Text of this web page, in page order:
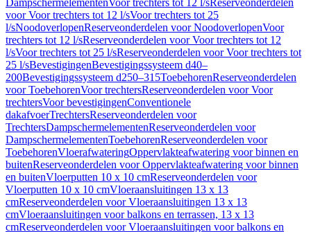
DampschermelementenVoor trechters tot 12 l/sReserveonderdelen
voor Voor trechters tot 12 l/sVoor trechters tot 25
l/sNoodoverlopenReserveonderdelen voor NoodoverlopenVoor
trechters tot 12 l/sReserveonderdelen voor Voor trechters tot 12
l/sVoor trechters tot 25 l/sReserveonderdelen voor Voor trechters tot
25 l/sBevestigingenBevestigingssysteem d40–
200Bevestigingssysteem d250–315ToebehorenReserveonderdelen
voor ToebehorenVoor trechtersReserveonderdelen voor Voor
trechtersVoor bevestigingenConventionele
dakafvoerTrechtersReserveonderdelen voor
TrechtersDampschermelementenReserveonderdelen voor
DampschermelementenToebehorenReserveonderdelen voor
ToebehorenVloerafwateringOppervlakteafwatering voor binnen en
buitenReserveonderdelen voor Oppervlakteafwatering voor binnen
en buitenVloerputten 10 x 10 cmReserveonderdelen voor
Vloerputten 10 x 10 cmVloeraansluitingen 13 x 13
cmReserveonderdelen voor Vloeraansluitingen 13 x 13
cmVloeraansluitingen voor balkons en terrassen, 13 x 13
cmReserveonderdelen voor Vloeraansluitingen voor balkons en